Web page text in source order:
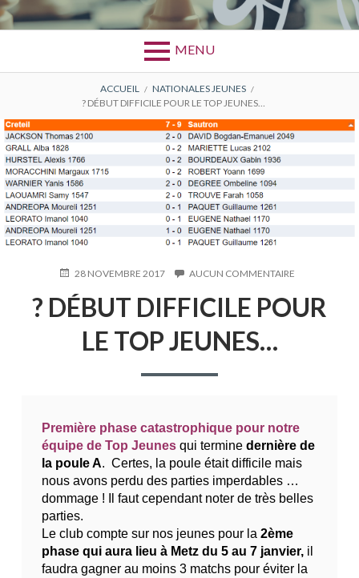
MENU
D'ARIANE
ACCUEIL
NATIONALES JEUNES
? DÉBUT DIFFICILE POUR LE TOP JEUNES…
PUBLIÉ28 NOVEMBRE 2017 AUCUN COMMENTAIRE
DÉBUT
DIFFICILE
? DÉBUT DIFFICILE POUR
LE TOP JEUNES…
Première phase catastrophique pour notre
équipe de Top Jeunesqui termine dernière de
la poule A. Certes, la poule était difficile mais
nous avons perdu des parties imperdables …
dommage ! Il faut cependant noter de très belles
parties.
Le club compte sur nos jeunes pour la 2ème
phase qui aura lieu à Metz du 5 au 7 janvier,il
faudra gagner au moins 3 matchs pour éviter la